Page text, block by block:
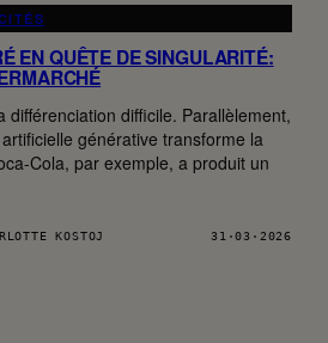
EN QUÊTE DE SINGULARITÉ:
différenciation difficile. Parallèlement,
artificielle générative transforme la
Cola, par exemple, a produit un
KOSTOJ 31·03·2026